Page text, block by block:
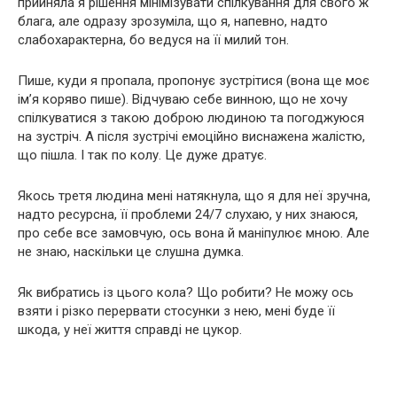
блага, але одразу зрозуміла, що я, напевно, надто
слабохарактерна, бо ведуся на її милий тон.
Пише, куди я пропала, пропонує зустрітися (вона ще моє
ім’я коряво пише). Відчуваю себе винною, що не хочу
спілкуватися з такою доброю людиною та погоджуюся
на зустріч. А після зустрічі емоційно виснажена жалістю,
що пішла. І так по колу. Це дуже дратує.
Якось третя людина мені натякнула, що я для неї зручна,
надто ресурсна, її проблеми 24/7 слухаю, у них знаюся,
про себе все замовчую, ось вона й маніпулює мною. Але
не знаю, наскільки це слушна думка.
Як вибратись із цього кола? Що робити? Не можу ось
взяти і різко перервати стосунки з нею, мені буде її
шкода, у неї життя справді не цукор.